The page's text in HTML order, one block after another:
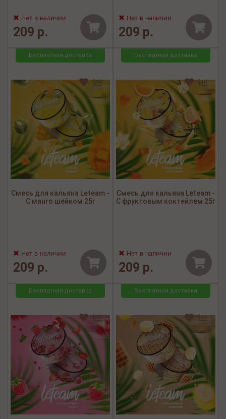
Нет в наличии
209 р.
Нет в наличии
209 р.
Бесплатная доставка
Смесь для кальяна Leteam -
С манго шейком 25г
Нет в наличии
209 р.
Бесплатная доставка
Смесь для кальяна Leteam -
С фруктовым коктейлем 25г
Нет в наличии
209 р.
Бесплатная доставка Бесплатная доставка